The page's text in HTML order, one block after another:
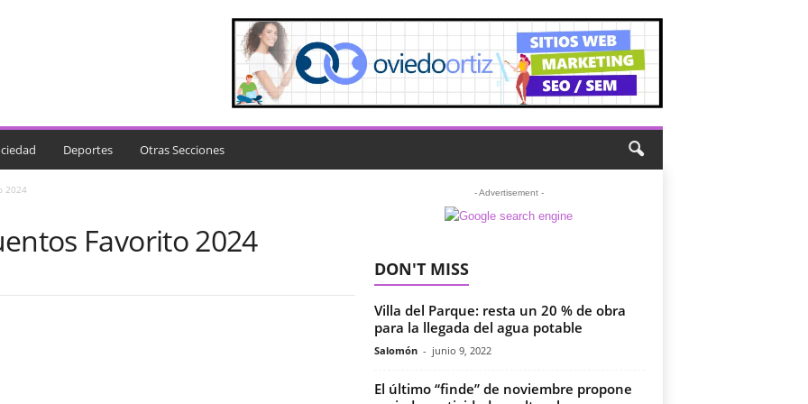
Deportes Otras Secciones
2024
Favorito 2024
- Advertisement -
DON'T MISS
Villa del Parque: resta un 20 % de obra
para la llegada del agua potable
Salomón - junio 9, 2022
El último “finde” de noviembre propone